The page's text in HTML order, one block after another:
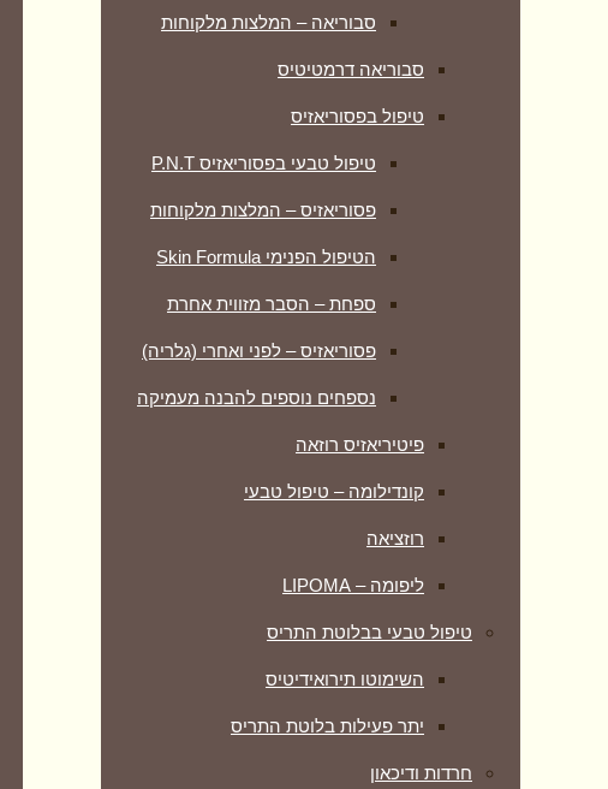
סבוריאה – המלצות מלקוחות
סבוריאה דרמטיטיס
טיפול בפסוריאזיס
טיפול טבעי בפסוריאזיס P.N.T
פסוריאזיס – המלצות מלקוחות
הטיפול הפנימי Skin Formula
ספחת – הסבר מזווית אחרת
פסוריאזיס – לפני ואחרי (גלריה)
נספחים נוספים להבנה מעמיקה
פיטיריאזיס רוזאה
קונדילומה – טיפול טבעי
רוזציאה
ליפומה – LIPOMA
טיפול טבעי בבלוטת התריס
השימוטו תירואידיטיס
יתר פעילות בלוטת התריס
חרדות ודיכאון